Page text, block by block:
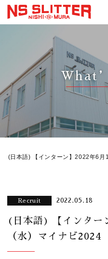
(日本語) 【インターン】2022年6
Recruit 2022.05.18
(日本語) 【インター
（水）マイナビ